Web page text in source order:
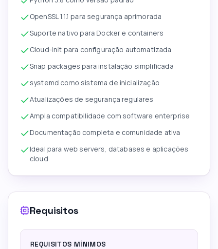
OpenSSL 1.1.1 para segurança aprimorada
Suporte nativo para Docker e containers
Cloud-init para configuração automatizada
Snap packages para instalação simplificada
systemd como sistema de inicialização
Atualizações de segurança regulares
Ampla compatibilidade com software enterprise
Documentação completa e comunidade ativa
Ideal para web servers, databases e aplicações
cloud
Requisitos
REQUISITOS MÍNIMOS